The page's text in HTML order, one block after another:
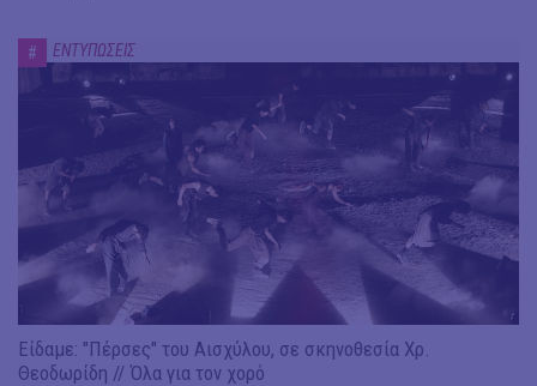
# ΕΝΤΥΠΩΣΕΙΣ
Είδαμε: "Πέρσες" του Αισχύλου, σε σκηνοθεσία Χρ.
Θεοδωρίδη // Όλα για τον χορό